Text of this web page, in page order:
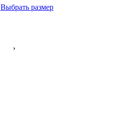
Выбрать размер
›